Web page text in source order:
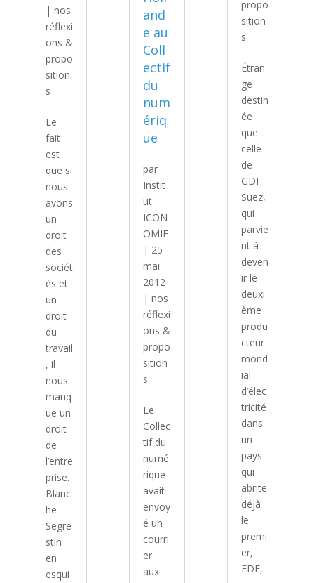
| nos
réflexi
ons &
propo
sition
s
Le
fait
est
que si
nous
avons
un
droit
des
sociét
és et
un
droit
du
travail
, il
nous
manq
ue un
droit
de
l’entre
prise.
Blanc
he
Segre
stin
en
esqui
and
e au
Coll
ectif
du
num
ériq
ue
par
Instit
ut
ICON
OMIE
| 25
mai
2012
|nos
réflexi
ons &
propo
sition
s
Le
Collec
tif du
numé
rique
avait
envoy
é un
courri
er
aux
propo
sition
s
Étran
ge
destin
ée
que
celle
de
GDF
Suez,
qui
parvie
nt à
deven
ir le
deuxi
ème
produ
cteur
mond
ial
d’élec
tricité
dans
un
pays
qui
abrite
déjà
le
premi
er,
EDF,